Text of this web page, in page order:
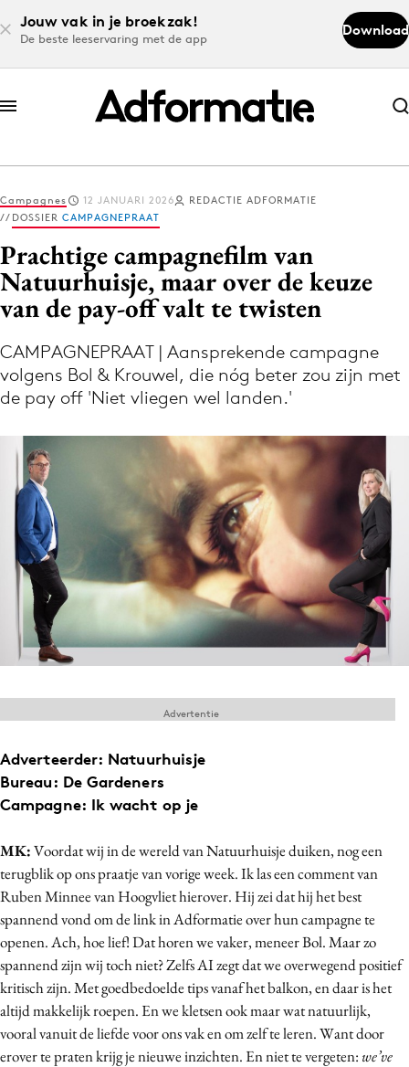
Jouw vak in je broekzak!
De beste leeservaring met de app
Download
Abonneer nu
Abonneer nu
Log in
Download de app
Volg het laatste nieuws via de Adformatie
Menu
Home
9 sept: GenAI-training
12 nov: MarketingLive!
Adverteren
Events
Opleidingen
Topics
Artificial Intelligence
Campagnes
Carriere
Contentmarketing
Craft
Customer Experience
Data & Insights
Design
Digital transformation
Campagnes 12 JANUARI 2026
REDACTIE ADFORMATIE
DOSSIER CAMPAGNEPRAAT
Prachtige campagnefilm van
Natuurhuisje, maar over de keuze
van de pay-off valt te twisten
CAMPAGNEPRAAT | Aansprekende campagne
volgens Bol & Krouwel, die nóg beter zou zijn met
de pay off 'Niet vliegen wel landen.'
Adverteerder: Natuurhuisje
Bureau: De Gardeners
Campagne: Ik wacht op je
MK:Voordat wij in de wereld van Natuurhuisje duiken, nog een
terugblik op ons praatje van vorige week. Ik las een comment van
Ruben Minnee van Hoogvliet hierover. Hij zei dat hij het best
spannend vond om de link in Adformatie over hun campagne te
openen. Ach, hoe lief! Dat horen we vaker, meneer Bol. Maar zo
spannend zijn wij toch niet? Zelfs AI zegt dat we overwegend positief
kritisch zijn. Met goedbedoelde tips vanaf het balkon, en daar is het
altijd makkelijk roepen. En we kletsen ook maar wat natuurlijk,
vooral vanuit de liefde voor ons vak en om zelf te leren. Want door
erover te praten krijg je nieuwe inzichten. En niet te vergeten: we’ve
Advertentie